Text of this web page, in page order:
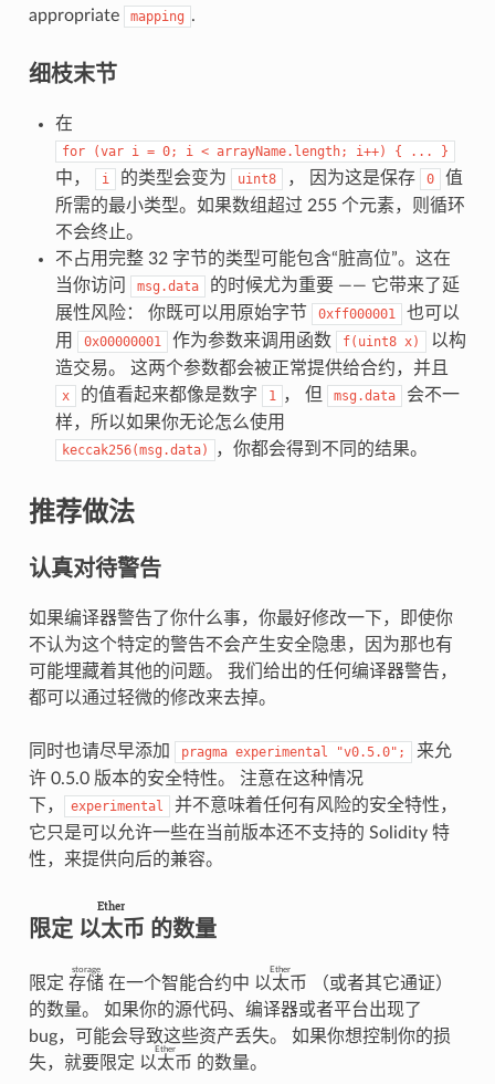
appropriate
mapping .
细枝末节
在
for (var i = 0; i < arrayName.length; i++) { ... }
中， i 的类型会变为 uint8 ， 因为这是保存 0
值
所需的最小类型。如果数组超过 255 个元素，则循环
不会终止。
不占用完整 32 字节的类型可能包含“脏高位”。这在
当你访问
msg.data
的时候尤为重要 —— 它带来了延
展性风险： 你既可以用原始字节
0xff000001
也可以
用
0x00000001 作为参数来调用函数 f(uint8 x)
以构
造交易。 这两个参数都会被正常提供给合约，并且
x 的值看起来都像是数字 1 ， 但 msg.data
会不一
样，所以如果你无论怎么使用
keccak256(msg.data) ，你都会得到不同的结果。
推荐做法
认真对待警告
如果编译器警告了你什么事，你最好修改一下，即使你
不认为这个特定的警告不会产生安全隐患，因为那也有
可能埋藏着其他的问题。 我们给出的任何编译器警告，
都可以通过轻微的修改来去掉。
同时也请尽早添加 pragma experimental "v0.5.0";
来允
许 0.5.0 版本的安全特性。 注意在这种情况
下，
experimental
并不意味着任何有风险的安全特性，
它只是可以允许一些在当前版本还不支持的 Solidity 特
性，来提供向后的兼容。
限定 以太币
Ether
的数量
限定 存储
storage
在一个智能合约中 以太币
Ether
（或者其它通证）
的数量。 如果你的源代码、编译器或者平台出现了
bug，可能会导致这些资产丢失。 如果你想控制你的损
失，就要限定 以太币
Ether
的数量。